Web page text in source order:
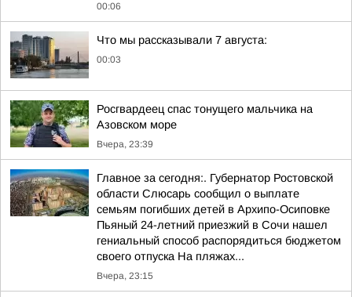
00:06
Что мы рассказывали 7 августа:
00:03
Росгвардеец спас тонущего мальчика на
Азовском море
Вчера, 23:39
Главное за сегодня:. Губернатор Ростовской
области Слюсарь сообщил о выплате
семьям погибших детей в Архипо-Осиповке
Пьяный 24-летний приезжий в Сочи нашел
гениальный способ распорядиться бюджетом
своего отпуска На пляжах...
Вчера, 23:15